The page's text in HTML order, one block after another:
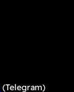
(Telegram)